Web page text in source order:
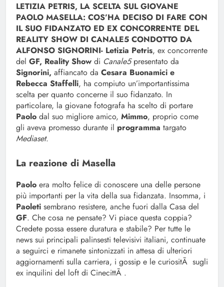
LETIZIA PETRIS, LA SCELTA SUL GIOVANE
PAOLO MASELLA: COS’HA DECISO DI FARE CON
IL SUO FIDANZATO ED EX CONCORRENTE DEL
REALITY SHOW DI CANALE5 CONDOTTO DA
ALFONSO SIGNORINI- Letizia Petris, ex concorrente
del GF, Reality Show di Canale5presentato da
Signorini, affiancato da Cesara Buonamici e
Rebecca Staffelli, ha compiuto un’importantissima
scelta per quanto concerne il suo fidanzato. In
particolare, la giovane fotografa ha scelto di portare
Paolo dal suo migliore amico, Mimmo, proprio come
gli aveva promesso durante il programma targato
Mediaset.
La reazione di Masella
Paolo era molto felice di conoscere una delle persone
più importanti per la vita della sua fidanzata. Insomma, i
Paoleti sembrano resistere, anche fuori dalla Casa del
GF. Che cosa ne pensate? Vi piace questa coppia?
Credete possa essere duratura e stabile? Per tutte le
news sui principali palinsesti televisivi italiani, continuate
a seguirci e rimanete sintonizzati in attesa di ulteriori
aggiornamenti sulla carriera, i gossip e le curiositÃ sugli
ex inquilini del loft di CinecittÃ .